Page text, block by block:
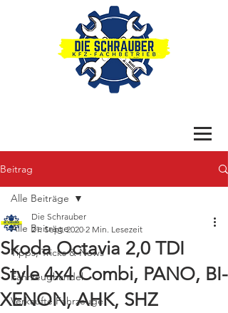
Beitrag
Alle Beiträge
Tipps, Tricks & News
Fahrzeughandel
Verkaufte Fahrzeuge
Alle Beiträge
Skoda Octavia 2,0 TDI
Style 4x4 Combi, PANO, BI-
XENON, AHK, SHZ
Die Schrauber
21. Sept. 2020 2 Min. Lesezeit